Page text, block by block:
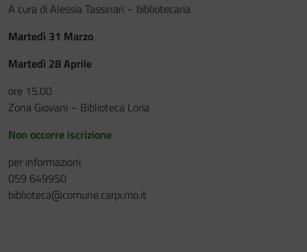
IL CASTELLO DEI RAGAZZI
A cura di Alessia Tassinari – bibliotecaria
Martedì 31 Marzo
Martedì 28 Aprile
ore 15.00
Zona Giovani – Biblioteca Loria
Non occorre iscrizione
per informazioni
059 649950
biblioteca@comune.carpi.mo.it